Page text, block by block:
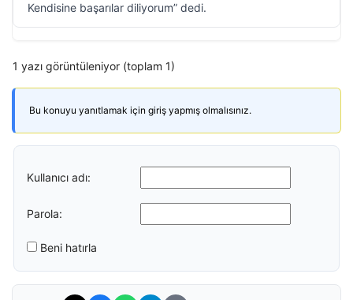
Kendisine başarılar diliyorum” dedi.
1 yazı görüntüleniyor (toplam 1)
Bu konuyu yanıtlamak için giriş yapmış olmalısınız.
Kullanıcı adı:
Parola:
Beni hatırla